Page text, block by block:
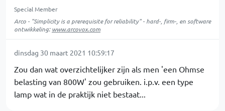
Special Member
Arco - "Simplicity is a prerequisite for reliability" - hard-, firm-, en software
ontwikkeling:www.arcovox.com
dinsdag 30 maart 2021 10:59:17
Zou dan wat overzichtelijker zijn als men 'een Ohmse
belasting van 800W' zou gebruiken. i.p.v. een type
lamp wat in de praktijk niet bestaat...